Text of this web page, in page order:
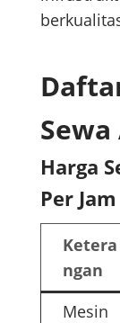
Harga
Per Jam
Ketera
ngan
Mesin